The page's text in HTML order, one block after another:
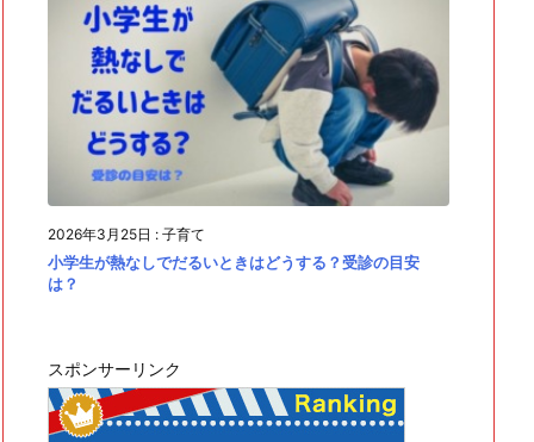
2026年3月25日 : 子育て
小学生が熱なしでだるいときはどうする？受診の目安
は？
スポンサーリンク